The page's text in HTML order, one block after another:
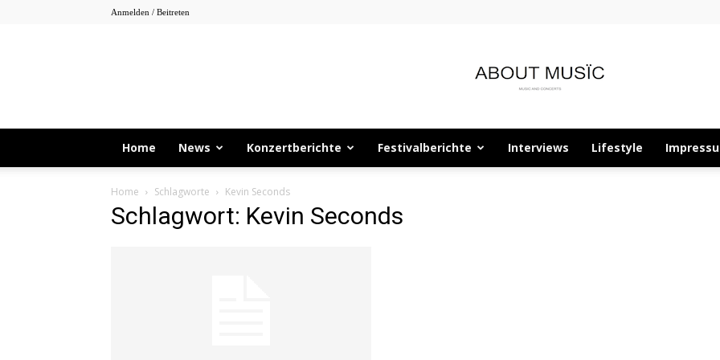
Anmelden / Beitreten
About
Home News Konzertberichte Festivalberichte Interviews Lifestyle
Home Schlagworte Kevin Seconds
Schlagwort: Kevin Seconds